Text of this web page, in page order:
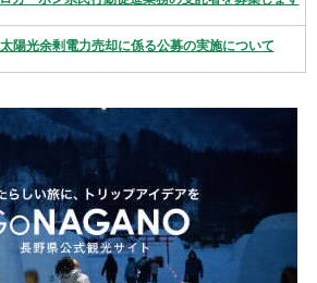
陽光余剰電力売却に係る公募の実施について